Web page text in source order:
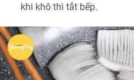
khi khô thì tắt bếp.